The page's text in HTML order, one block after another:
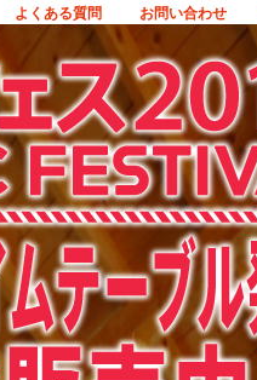
よくある質問 お問い合わせ